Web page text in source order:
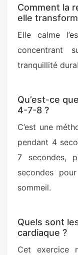
Comment la
elle
Elle calme
concentrant
tranquillité
Qu’est-ce
4-7-8 ?
C’est une
pendant 4
7 secondes,
secondes
sommeil.
Quels sont
cardiaque ?
Cet exercice